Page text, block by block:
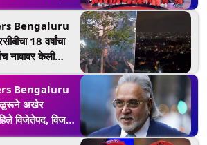
Bengaluru
18 वर्षांचा
नावावर केली
फटाके फोडून
Bengaluru
अखेर
विजेतेपद, विजय